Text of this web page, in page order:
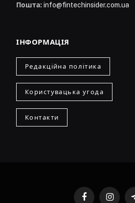
Пошта: info@fintechinsider.com.ua
ІНФОРМАЦІЯ
Редакційна політика
Користувацька угода
Контакти
Facebook